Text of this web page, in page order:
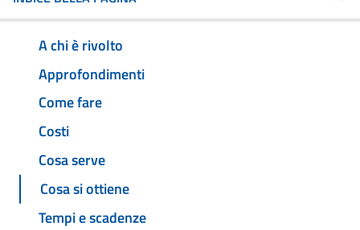
A chi è rivolto
Approfondimenti
Come fare
Costi
Cosa serve
Cosa si ottiene
Tempi e scadenze